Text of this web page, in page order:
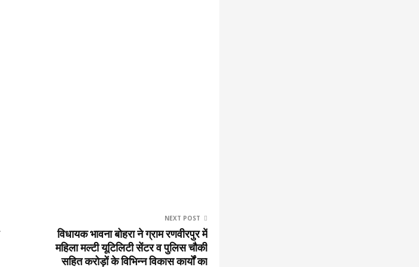
NEXT POST
विधायक भावना बोहरा ने ग्राम रणवीरपुर में
महिला मल्टी यूटिलिटी सेंटर व पुलिस चौकी
सहित करोड़ों के विभिन्न विकास कार्यों का